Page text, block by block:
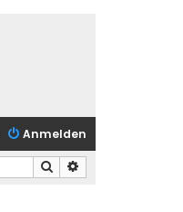
Anmelden
Suche